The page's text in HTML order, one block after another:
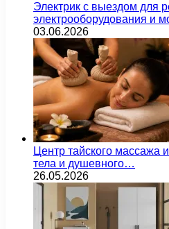
Электрик с выездом для
электрооборудования и
03.06.2026
Центр тайского массажа
тела и душевного…
26.05.2026